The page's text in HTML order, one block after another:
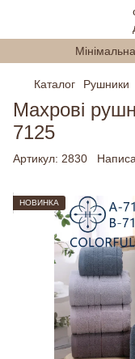
Каталог Рушники
Махрові
7125
Артикул: 2830
НОВИНКА